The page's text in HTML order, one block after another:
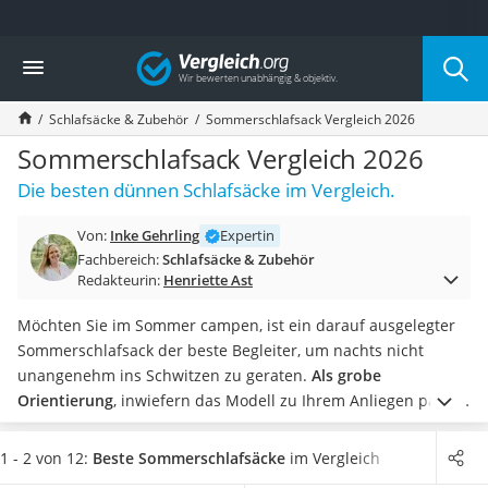
Die beliebtesten Vergleiche nach Kategorie
Freizeit & Sport
Gartentrampolin
Trampolin
Metalldetektor
Eufab-Fahrradträger
Trampolin 366 cm
Aluminium-Koffer
Futterboot
E-Bike-Dreirad
Trekkingschuhe Herren
Reisetasche mit Rollen
Klimmzugstation
Koffer
Nachtsichtgerät
Vergleich
Schlafsäcke & Zubehör Sommerschlafsack Vergleich 2026
Sommerschlafsack Vergleich 2026
Die besten dünnen Schlafsäcke im Vergleich.
Von: Inke Gehrling
Expertin
Fachbereich:Schlafsäcke & Zubehör
Redakteurin: Henriette Ast
Möchten Sie im Sommer campen, ist ein darauf ausgelegter
Sommerschlafsack der beste Begleiter, um nachts nicht
unangenehm ins Schwitzen zu geraten. Als grobe
Orientierung, inwiefern das Modell zu Ihrem Anliegen passt,
eignet sich dervon einigen Herstellern ausgeschriebene
Temperaturbereich. Als Obermaterialempfehlen wir Ihnen
1 - 2 von 12: Beste Sommerschlafsäcke im Vergleich